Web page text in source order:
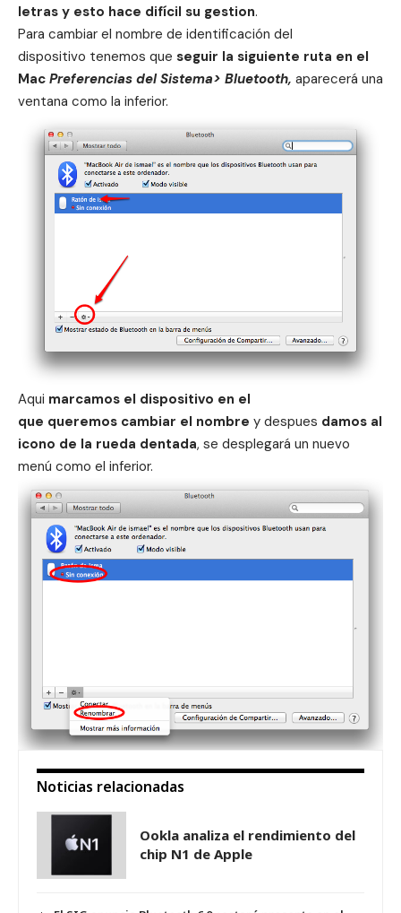
letras y esto hace difícil su gestion.
Para cambiar el nombre de identificación del
dispositivo tenemos que seguir la siguiente ruta en el
Mac Preferencias del Sistema> Bluetooth, aparecerá una
ventana como la inferior.
Aqui marcamos el dispositivo en el
que queremos cambiar el nombre y despues damos al
icono de la rueda dentada, se desplegará un nuevo
menú como el inferior.
Noticias relacionadas
Ookla analiza el rendimiento del
chip N1 de Apple